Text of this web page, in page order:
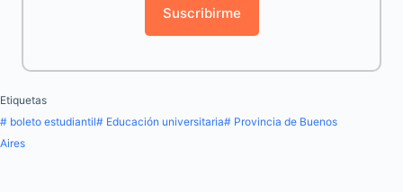
Suscribirme
Etiquetas
# boleto estudiantil# Educación universitaria# Provincia de Buenos
Aires